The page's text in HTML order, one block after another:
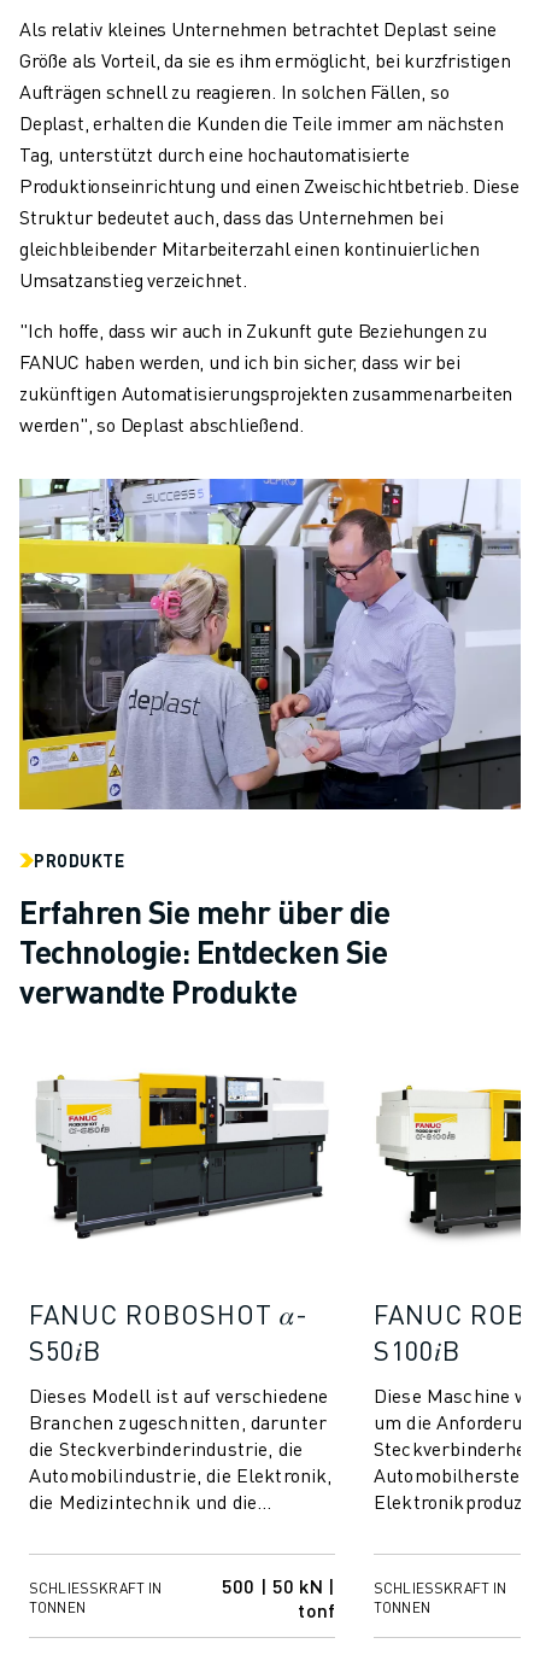
Als relativ kleines Unternehmen betrachtet Deplast seine
Größe als Vorteil, da sie es ihm ermöglicht, bei kurzfristigen
Aufträgen schnell zu reagieren. In solchen Fällen, so
Deplast, erhalten die Kunden die Teile immer am nächsten
Tag, unterstützt durch eine hochautomatisierte
Produktionseinrichtung und einen Zweischichtbetrieb. Diese
Struktur bedeutet auch, dass das Unternehmen bei
gleichbleibender Mitarbeiterzahl einen kontinuierlichen
Umsatzanstieg verzeichnet.
"Ich hoffe, dass wir auch in Zukunft gute Beziehungen zu
FANUC haben werden, und ich bin sicher, dass wir bei
zukünftigen Automatisierungsprojekten zusammenarbeiten
werden", so Deplast abschließend.
PRODUKTE
Erfahren Sie mehr über die
Technologie: Entdecken Sie
verwandte Produkte
FANUC ROBOSHOT 𝛼-
S50𝑖B
Dieses Modell ist auf verschiedene
Branchen zugeschnitten, darunter
die Steckverbinderindustrie, die
Automobilindustrie, die Elektronik,
die Medizintechnik und die
der...
SCHLIESSKRAFT IN T
ONNEN
500 | 50 kN |
tonf
FANUC
S100𝑖B
Diese Maschine
um die
Geräten und
erfüllen,...
SCHLIESSKRAFT IN T
ONNEN